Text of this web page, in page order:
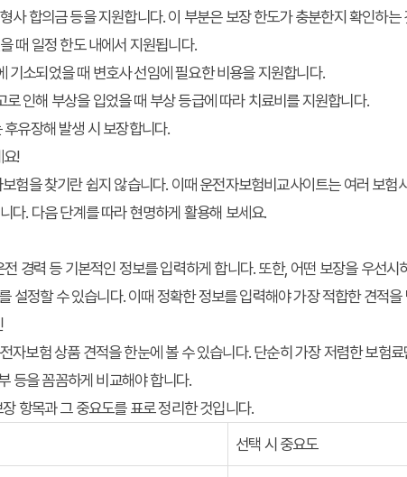
사 합의금 등을 지원합니다. 이 부분은 보장 한도가 충분한지 확인하는
때 일정 한도 내에서 지원됩니다.
기소되었을 때 변호사 선임에 필요한 비용을 지원합니다.
인해 부상을 입었을 때 부상 등급에 따라 치료비를 지원합니다.
유장해 발생 시 보장합니다.
!
험을 찾기란 쉽지 않습니다. 이때 운전자보험비교사이트는 여러 보험
다. 다음 단계를 따라 현명하게 활용해 보세요.
경력 등 기본적인 정보를 입력하게 합니다. 또한, 어떤 보장을 우선시
설정할 수 있습니다. 이때 정확한 정보를 입력해야 가장 적합한 견적을
자보험 상품 견적을 한눈에 볼 수 있습니다. 단순히 가장 저렴한 보험료
등을 꼼꼼하게 비교해야 합니다.
항목과 그 중요도를 표로 정리한 것입니다.
선택 시 중요도